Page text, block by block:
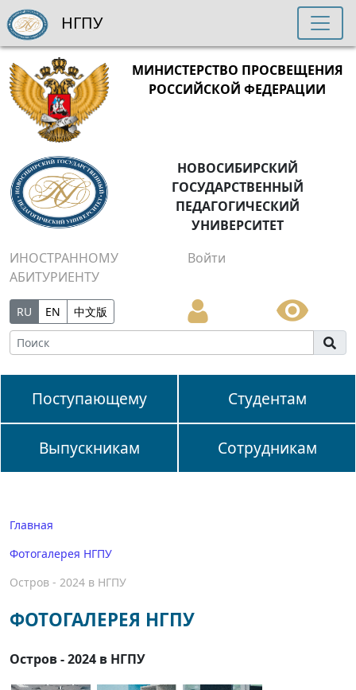
МИНИСТЕРСТВО ПРОСВЕЩЕНИЯ
РОССИЙСКОЙ ФЕДЕРАЦИИ
НОВОСИБИРСКИЙ
ГОСУДАРСТВЕННЫЙ
ПЕДАГОГИЧЕСКИЙ
УНИВЕРСИТЕТ
ИНОСТРАННОМУ
АБИТУРИЕНТУ
Войти
RU EN 中文版
Поступающему Студентам
Выпускникам Сотрудникам
НГПУ
Главная
Фотогалерея НГПУ
Остров - 2024 в НГПУ
ФОТОГАЛЕРЕЯ НГПУ
Остров - 2024 в НГПУ